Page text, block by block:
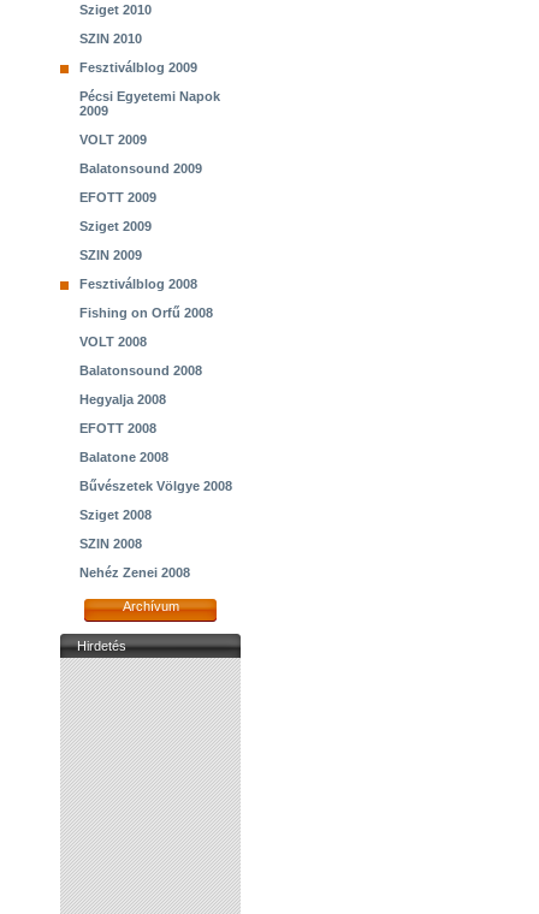
Sziget 2010
SZIN 2010
Fesztiválblog 2009
Pécsi Egyetemi Napok
2009
VOLT 2009
Balatonsound 2009
EFOTT 2009
Sziget 2009
SZIN 2009
Fesztiválblog 2008
Fishing on Orfű 2008
VOLT 2008
Balatonsound 2008
Hegyalja 2008
EFOTT 2008
Balatone 2008
Bűvészetek Völgye 2008
Sziget 2008
SZIN 2008
Nehéz Zenei 2008
Archívum
Hirdetés